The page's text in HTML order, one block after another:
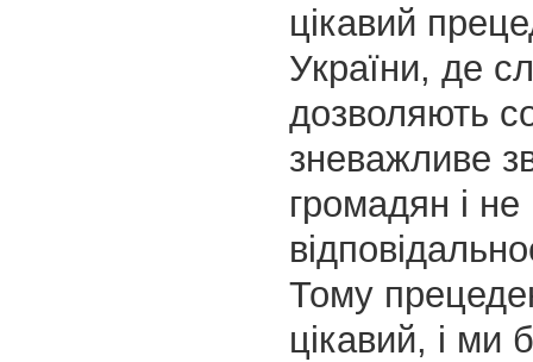
цікавий
України, де
дозволяють
зневажливе
громадян і не
Тому
цікавий, і ми